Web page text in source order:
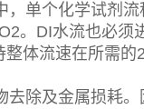
单个化学试剂流
。DI水流也必须
体流速在所需的
去除及金属损耗